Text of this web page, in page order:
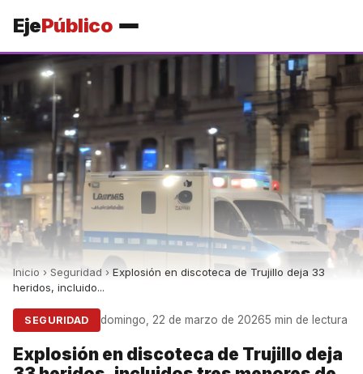
EjePúblico
Inicio › Seguridad › Explosión en discoteca de Trujillo deja 33
heridos, incluido...
SEGURIDAD domingo, 22 de marzo de 20265 min de lectura
Explosión en discoteca de Trujillo deja